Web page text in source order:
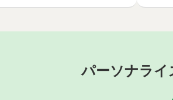
トアップ等とそれを活
マッチングを支援しま
パーソナライ